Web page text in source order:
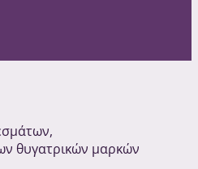
θυγατρικών μαρκών